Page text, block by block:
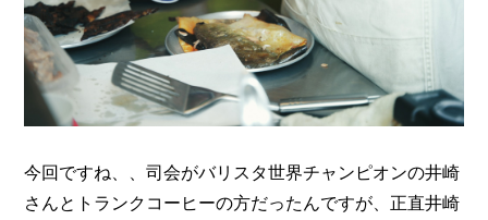
今回ですね、、司会がバリスタ世界チャンピオンの井崎
さんと トランクコーヒーの方だったんですが、正直井崎